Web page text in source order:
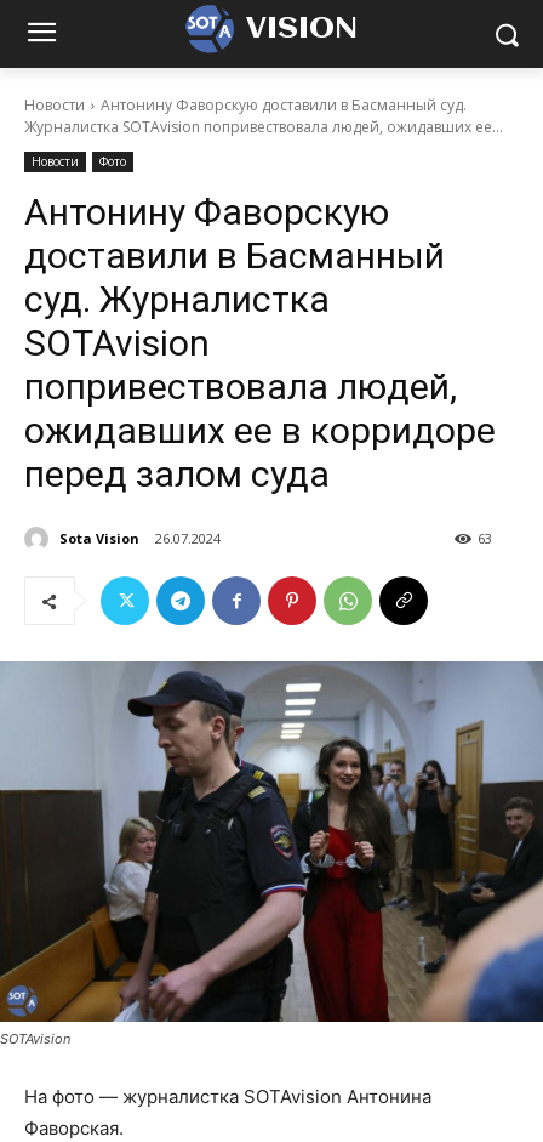
VISION
Новости
Антонину Фаворскую доставили в Басманный суд.
Журналистка SOTAvision попривествовала людей, ожидавших ее...
Новости Фото
Антонину Фаворскую
доставили в Басманный
суд. Журналистка
SOTAvision
попривествовала людей,
ожидавших ее в корридоре
перед залом суда
Sota Vision 26.07.2024 63
SOTAvision
На фото — журналистка SOTAvision Антонина
Фаворская.